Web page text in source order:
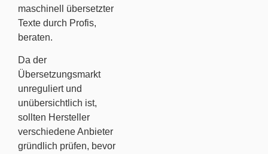
maschinell übersetzter
Texte durch Profis,
beraten.
Da der
Übersetzungsmarkt
unreguliert und
unübersichtlich ist,
sollten Hersteller
verschiedene Anbieter
gründlich prüfen, bevor